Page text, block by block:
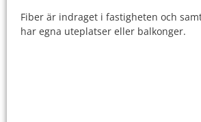
Fiber är indraget i fastigheten och
har egna uteplatser eller balkonger.